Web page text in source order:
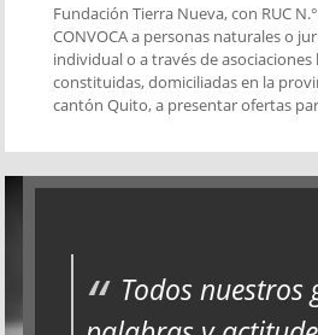
Fundación Tierra Nueva, con RUC
CONVOCA a personas naturales o
individual o a través de
constituidas, domiciliadas en la
cantón Quito, a presentar ofertas
Todos nuestros